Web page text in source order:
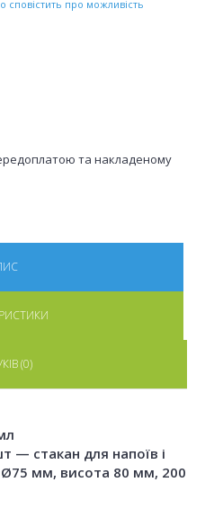
сповістить про можливість
та накладеному
(0)
стакан для напоїв і
Ø75 мм, висота 80 мм, 200